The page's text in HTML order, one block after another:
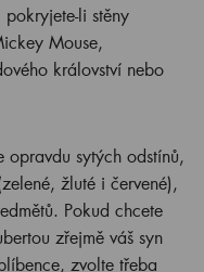
pokryjete-li stěny
Mouse,
království nebo
opravdu sytých odstínů,
žluté i červené),
Pokud chcete
zřejmě váš syn
zvolte třeba